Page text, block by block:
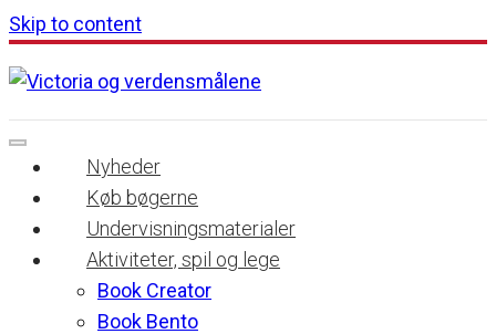
Skip to content
Nyheder
Køb bøgerne
Undervisningsmaterialer
Aktiviteter, spil og lege
Book Creator
Book Bento